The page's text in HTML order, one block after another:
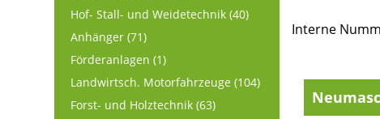
Hof- Stall- und Weidetechnik (40)
Anhänger (71)
Förderanlagen (1)
Landwirtsch. Motorfahrzeuge (104)
Forst- und Holztechnik (63)
Interne